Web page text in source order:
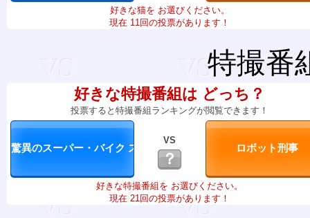
好きな猫を お選びください。
現在 11回の投票があります！
特撮番
好きな特撮番組は どっち？
投票すると特撮番組ランキングが閲覧できます！
VS
？
好きな特撮番組を お選びください。
現在 21回の投票があります！